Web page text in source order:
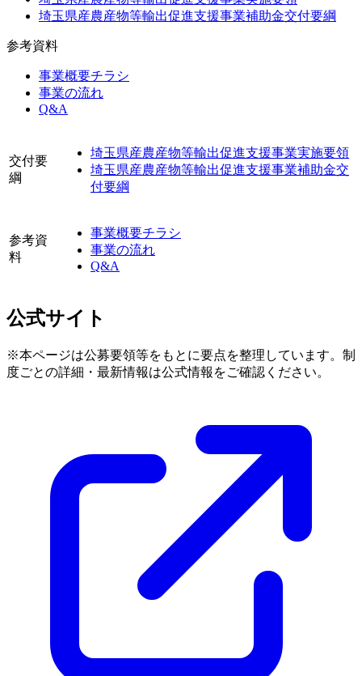
埼玉県産農産物等輸出促進支援事業補助金交付要綱
参考資料
事業概要チラシ
事業の流れ
Q&A
交付要
綱
埼玉県産農産物等輸出促進支援事業実施要領
埼玉県産農産物等輸出促進支援事業補助金交
付要綱
参考資
料
事業概要チラシ
事業の流れ
Q&A
公式サイト
※本ページは公募要領等をもとに要点を整理しています。制
度ごとの詳細・最新情報は公式情報をご確認ください。